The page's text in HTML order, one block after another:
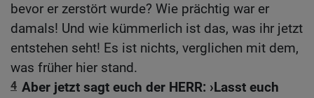
bevor er zerstört wurde? Wie prächtig war er
damals! Und wie kümmerlich ist das, was ihr jetzt
entstehen seht! Es ist nichts, verglichen mit dem,
was früher hier stand.
4 Aber jetzt sagt euch der HERR: ›Lasst euch